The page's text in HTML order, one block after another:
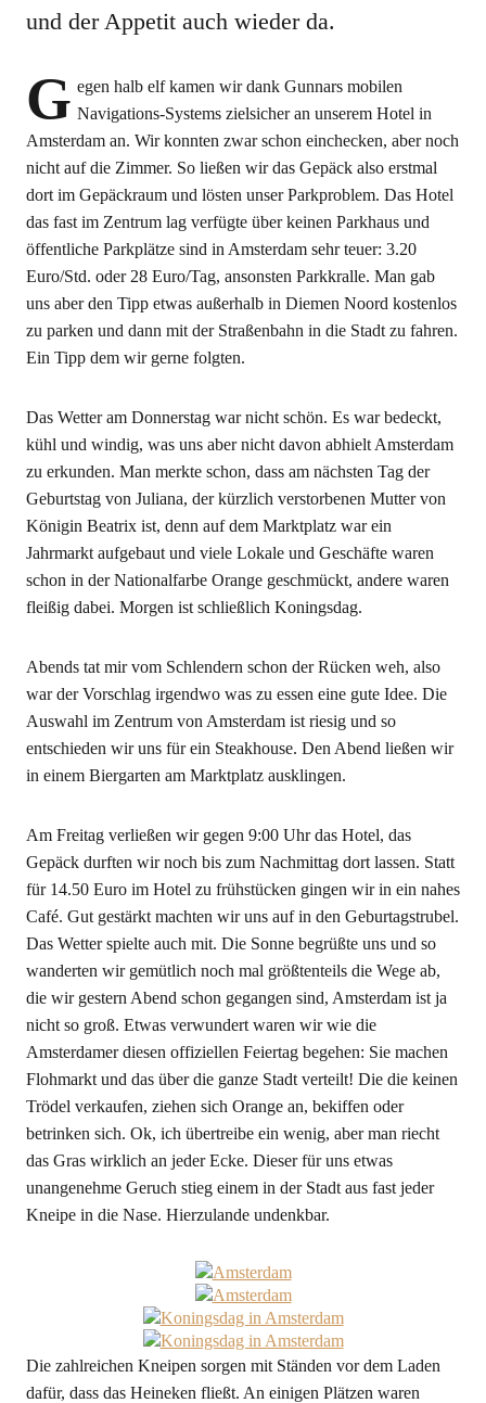
und der Appetit auch wieder da.
G egen halb elf kamen wir dank Gunnars mobilen
Navigations-Systems zielsicher an unserem Hotel in
Amsterdam an. Wir konnten zwar schon einchecken, aber noch
nicht auf die Zimmer. So ließen wir das Gepäck also erstmal
dort im Gepäckraum und lösten unser Parkproblem. Das Hotel
das fast im Zentrum lag verfügte über keinen Parkhaus und
öffentliche Parkplätze sind in Amsterdam sehr teuer: 3.20
Euro/Std. oder 28 Euro/Tag, ansonsten Parkkralle. Man gab
uns aber den Tipp etwas außerhalb in Diemen Noord kostenlos
zu parken und dann mit der Straßenbahn in die Stadt zu fahren.
Ein Tipp dem wir gerne folgten.
Das Wetter am Donnerstag war nicht schön. Es war bedeckt,
kühl und windig, was uns aber nicht davon abhielt Amsterdam
zu erkunden. Man merkte schon, dass am nächsten Tag der
Geburtstag von Juliana, der kürzlich verstorbenen Mutter von
Königin Beatrix ist, denn auf dem Marktplatz war ein
Jahrmarkt aufgebaut und viele Lokale und Geschäfte waren
schon in der Nationalfarbe Orange geschmückt, andere waren
fleißig dabei. Morgen ist schließlich Koningsdag.
Abends tat mir vom Schlendern schon der Rücken weh, also
war der Vorschlag irgendwo was zu essen eine gute Idee. Die
Auswahl im Zentrum von Amsterdam ist riesig und so
entschieden wir uns für ein Steakhouse. Den Abend ließen wir
in einem Biergarten am Marktplatz ausklingen.
Am Freitag verließen wir gegen 9:00 Uhr das Hotel, das
Gepäck durften wir noch bis zum Nachmittag dort lassen. Statt
für 14.50 Euro im Hotel zu frühstücken gingen wir in ein nahes
Café. Gut gestärkt machten wir uns auf in den Geburtagstrubel.
Das Wetter spielte auch mit. Die Sonne begrüßte uns und so
wanderten wir gemütlich noch mal größtenteils die Wege ab,
die wir gestern Abend schon gegangen sind, Amsterdam ist ja
nicht so groß. Etwas verwundert waren wir wie die
Amsterdamer diesen offiziellen Feiertag begehen: Sie machen
Flohmarkt und das über die ganze Stadt verteilt! Die die keinen
Trödel verkaufen, ziehen sich Orange an, bekiffen oder
betrinken sich. Ok, ich übertreibe ein wenig, aber man riecht
das Gras wirklich an jeder Ecke. Dieser für uns etwas
unangenehme Geruch stieg einem in der Stadt aus fast jeder
Kneipe in die Nase. Hierzulande undenkbar.
Die zahlreichen Kneipen sorgen mit Ständen vor dem Laden
dafür, dass das Heineken fließt. An einigen Plätzen waren